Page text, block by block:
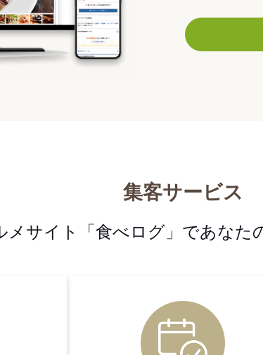
集客サービス
メサイト「食べログ」であなた